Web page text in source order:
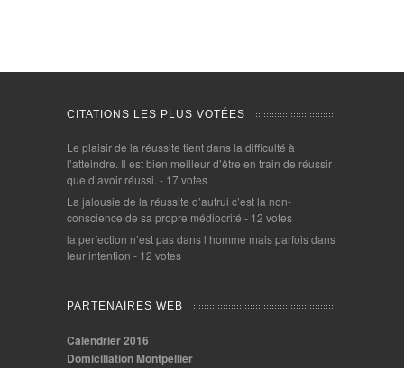
CITATIONS LES PLUS VOTÉES
Le plaisir de la réussite tient dans la difficulté à
l’atteindre. Il est bien meilleur d’être en train de réussir
que d’avoir réussi. - 17 votes
La jalousie de la réussite d’autrui c’est la non-
conscience de sa propre médiocrité - 12 votes
la perfection n’est pas dans l homme mais parfois dans
leur intention - 12 votes
PARTENAIRES WEB
Calendrier 2016
Domiciliation Montpellier